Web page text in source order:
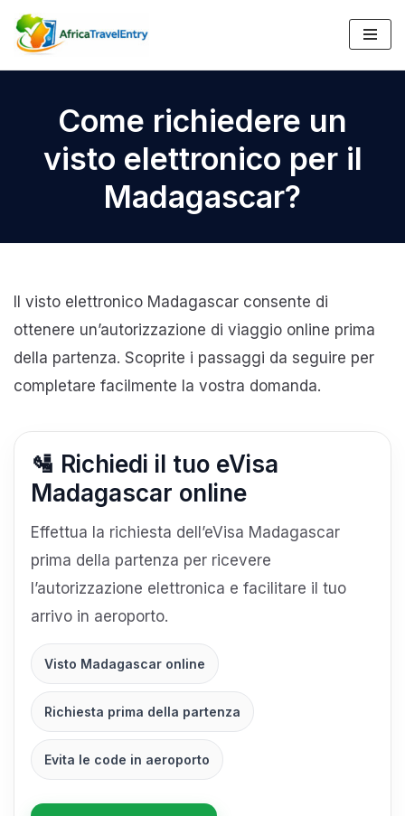
Vai
al
Come richiedere un
visto elettronico per il
Madagascar?
Il visto elettronico Madagascar consente di
ottenere un’autorizzazione di viaggio online prima
della partenza. Scoprite i passaggi da seguire per
completare facilmente la vostra domanda.
🛂 Richiedi il tuo eVisa
Madagascar online
Effettua la richiesta dell’eVisa Madagascar
prima della partenza per ricevere
l’autorizzazione elettronica e facilitare il tuo
arrivo in aeroporto.
Visto Madagascar online
Richiesta prima della partenza
Evita le code in aeroporto